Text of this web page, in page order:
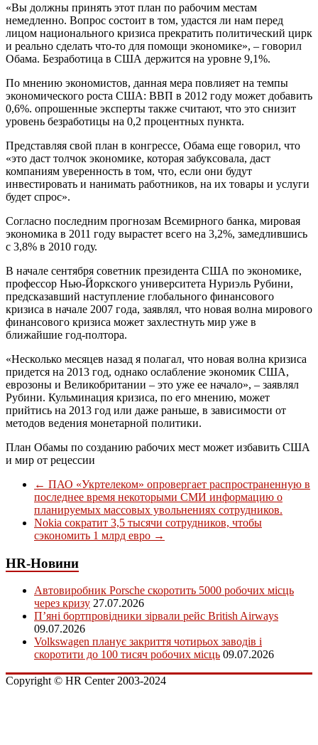
«Вы должны принять этот план по рабочим местам
немедленно. Вопрос состоит в том, удастся ли нам перед
лицом национального кризиса прекратить политический цирк
и реально сделать что-то для помощи экономике», – говорил
Обама. Безработица в США держится на уровне 9,1%.
По мнению экономистов, данная мера повлияет на темпы
экономического роста США: ВВП в 2012 году может добавить
0,6%. опрошенные эксперты также считают, что это снизит
уровень безработицы на 0,2 процентных пункта.
Представляя свой план в конгрессе, Обама еще говорил, что
«это даст толчок экономике, которая забуксовала, даст
компаниям уверенность в том, что, если они будут
инвестировать и нанимать работников, на их товары и услуги
будет спрос».
Согласно последним прогнозам Всемирного банка, мировая
экономика в 2011 году вырастет всего на 3,2%, замедлившись
с 3,8% в 2010 году.
В начале сентября советник президента США по экономике,
профессор Нью-Йоркского университета Нуриэль Рубини,
предсказавший наступление глобального финансового
кризиса в начале 2007 года, заявлял, что новая волна мирового
финансового кризиса может захлестнуть мир уже в
ближайшие год-полтора.
«Несколько месяцев назад я полагал, что новая волна кризиса
придется на 2013 год, однако ослабление экономик США,
еврозоны и Великобритании – это уже ее начало», – заявлял
Рубини. Кульминация кризиса, по его мнению, может
прийтись на 2013 год или даже раньше, в зависимости от
методов ведения монетарной политики.
План Обамы по созданию рабочих мест может избавить США
и мир от рецессии
← ПАО «Укртелеком» опровергает распространенную в
последнее время некоторыми СМИ информацию о
планируемых массовых увольнениях сотрудников.
Nokia сократит 3,5 тысячи сотрудников, чтобы
сэкономить 1 млрд евро →
HR-Новини
Автовиробник Porsche скоротить 5000 робочих місць
через кризу 27.07.2026
П’яні бортпровідники зірвали рейс British Airways
09.07.2026
Volkswagen планує закриття чотирьох заводів і
скоротити до 100 тисяч робочих місць 09.07.2026
Copyright © HR Center 2003-2024